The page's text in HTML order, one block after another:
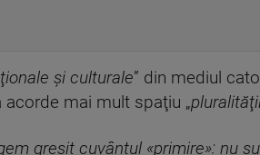
şi culturale” din mediul
mai mult spaţiu „
greşit cuvântul «primire»: nu